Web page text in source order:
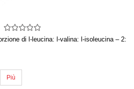
di l-leucina: l-valina: l-isoleucina – 2:
Più